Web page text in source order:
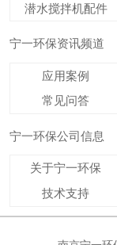
潜水搅拌机配件
宁一环保资讯频道
应用案例
常见问答
宁一环保公司信息
关于宁一环保
技术支持